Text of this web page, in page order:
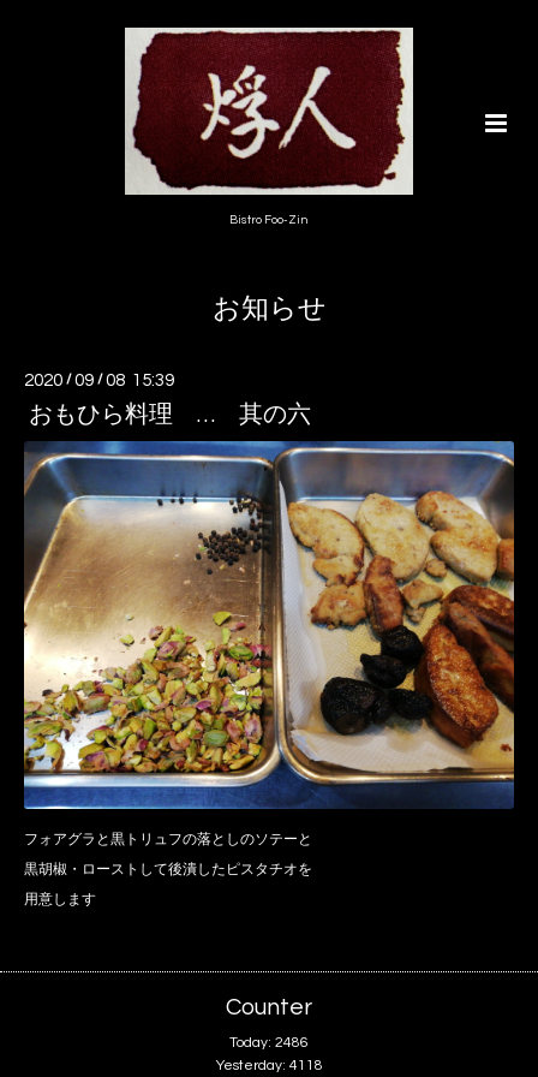
Bistro Foo-Zin
お知らせ
2020 /09 /08 15:39
おもひら料理 … 其の六
フォアグラと黒トリュフの落としのソテーと
黒胡椒・ローストして後潰したピスタチオを
用意します
Counter
Today: 2486
Yesterday: 4118